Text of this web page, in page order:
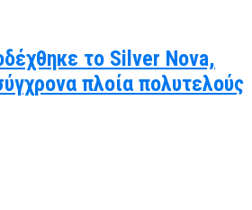
το Silver Nova,
πλοία πολυτελούς